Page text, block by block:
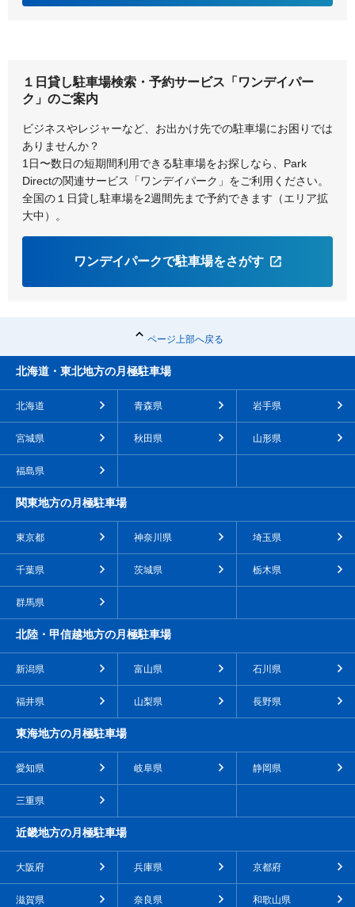
１日貸し駐車場検索・予約サービス「ワンデイパー
ク」のご案内
ビジネスやレジャーなど、お出かけ先での駐車場にお困りでは
ありませんか？
1日〜数日の短期間利用できる駐車場をお探しなら、Park
Directの関連サービス「ワンデイパーク」をご利用ください。
全国の１日貸し駐車場を2週間先まで予約できます（エリア拡
大中）。
ワンデイパークで駐車場をさがす
ページ上部へ戻る
北海道・東北地方の月極駐車場
北海道 青森県 岩手県
宮城県 秋田県 山形県
福島県
関東地方の月極駐車場
東京都 神奈川県 埼玉県
千葉県 茨城県 栃木県
群馬県
北陸・甲信越地方の月極駐車場
新潟県 富山県 石川県
福井県 山梨県 長野県
東海地方の月極駐車場
愛知県 岐阜県 静岡県
三重県
近畿地方の月極駐車場
大阪府 兵庫県 京都府
滋賀県 奈良県 和歌山県